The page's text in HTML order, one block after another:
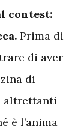
contest:
Prima di
di aver
di
altrettanti
è l’anima